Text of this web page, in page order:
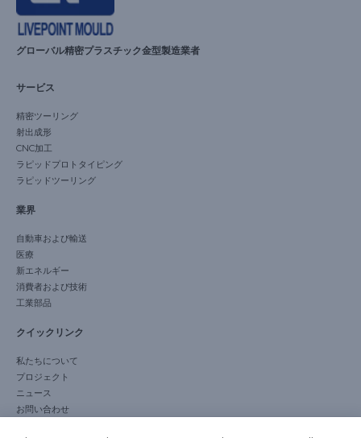
グローバル精密プラスチック金型製造業者
サービス
精密ツーリング
射出成形
CNC加工
ラピッドプロトタイピング
ラピッドツーリング
業界
自動車および輸送
医療
新エネルギー
消費者および技術
工業部品
クイックリンク
私たちについて
プロジェクト
ニュース
お問い合わせ